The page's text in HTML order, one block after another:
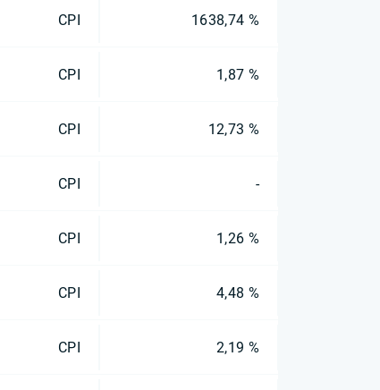
CPI 1638,74 %
CPI 1,87 %
CPI 12,73 %
CPI -
CPI 1,26 %
CPI 4,48 %
CPI 2,19 %